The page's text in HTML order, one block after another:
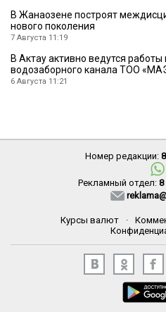
В Жанаозене построят
нового поколения
7 Августа 11:19
В Актау активно ведутся
водозаборного канала ТОО
6 Августа 11:21
Номер редакции:
Рекламный отдел: 8
Курсы валют ·